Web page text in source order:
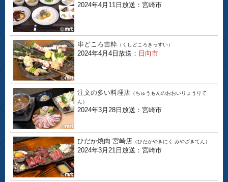
2024年4月11日放送：宮崎市
串どころ吉粋 （くしどころきっすい）
2024年4月4日放送： 日向市
注文の多い料理店 （ちゅうもんのおおいりょうりて
ん）
2024年3月28日放送：宮崎市
ひだか焼肉 宮崎店 （ひだかやきにく みやざきてん）
2024年3月21日放送：宮崎市